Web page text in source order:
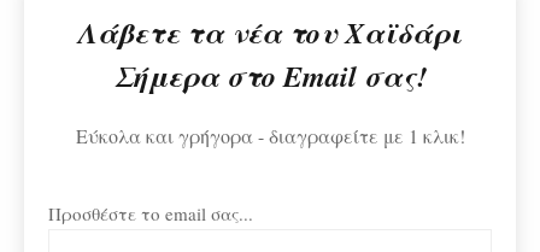
Λάβετε τα νέα του Χαϊδάρι
Σήμερα στο Email σας!
Εύκολα και γρήγορα - διαγραφείτε με 1 κλικ!
Προσθέστε το email σας...